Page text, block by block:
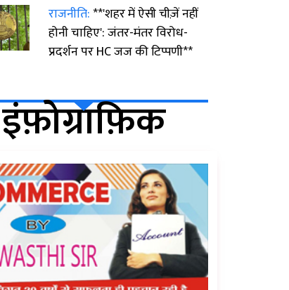
राजनीति:**'शहर में ऐसी चीज़ें नहीं
होनी चाहिए': जंतर-मंतर विरोध-
प्रदर्शन पर HC जज की टिप्पणी**
इंफ़ोग्राफ़िक